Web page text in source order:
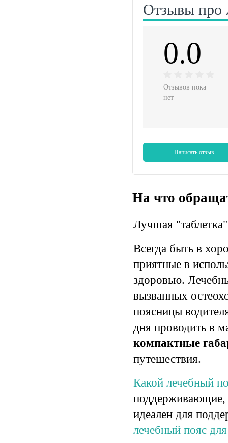
Отзывы про
0.0
Отзывов пока
нет
Написать отзыв
На что
Лучшая
Всегда быть в
приятные в
здоровью.
вызванных
поясницы
дня проводить в
компактные
путешествия.
Какой лечебный
поддерживающие,
идеален для
лечебный пояс